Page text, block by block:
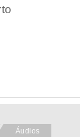
Áudios